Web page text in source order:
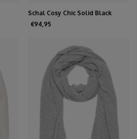
Schal Cosy Chic Solid Black
€94,95